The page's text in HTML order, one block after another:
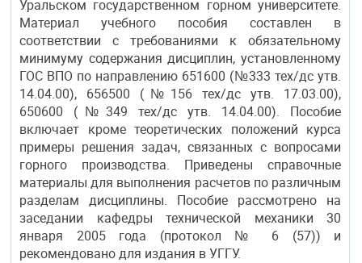
Уральском государственном горном университете.
Материал учебного пособия составлен в
соответствии с требованиями к обязательному
минимуму содержания дисциплин, установленному
ГОС ВПО по направлению 651600 (№333 тех/дс утв.
14.04.00), 656500 (№156 тех/дс утв. 17.03.00),
650600 (№349 тех/дс утв. 14.04.00). Пособие
включает кроме теоретических положений курса
примеры решения задач, связанных с вопросами
горного производства. Приведены справочные
материалы для выполнения расчетов по различным
разделам дисциплины. Пособие рассмотрено на
заседании кафедры технической механики 30
января 2005 года (протокол № 6 (57)) и
рекомендовано для издания в УГГУ.